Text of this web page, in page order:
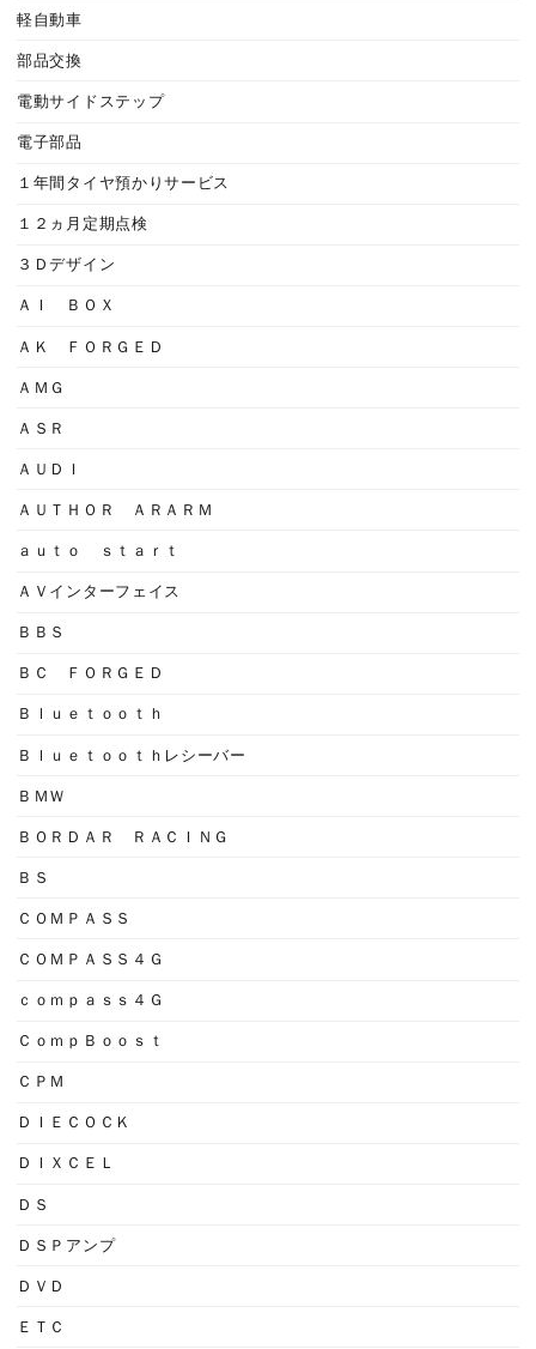
軽自動車
部品交換
電動サイドステップ
電子部品
１年間タイヤ預かりサービス
１２ヵ月定期点検
３Ｄデザイン
ＡＩ ＢＯＸ
ＡＫ ＦＯＲＧＥＤ
ＡＭＧ
ＡＳＲ
ＡＵＤＩ
ＡＵＴＨＯＲ ＡＲＡＲＭ
ａｕｔｏ ｓｔａｒｔ
ＡＶインターフェイス
ＢＢＳ
ＢＣ ＦＯＲＧＥＤ
Ｂｌｕｅｔｏｏｔｈ
Ｂｌｕｅｔｏｏｔｈレシーバー
ＢＭＷ
ＢＯＲＤＡＲ ＲＡＣＩＮＧ
ＢＳ
ＣＯＭＰＡＳＳ
ＣＯＭＰＡＳＳ４Ｇ
ｃｏｍｐａｓｓ４Ｇ
ＣｏｍｐＢｏｏｓｔ
ＣＰＭ
ＤＩＥＣＯＣＫ
ＤＩＸＣＥＬ
ＤＳ
ＤＳＰアンプ
ＤＶＤ
ＥＴＣ